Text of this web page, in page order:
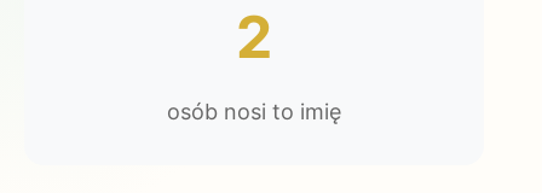
2
osób nosi to imię